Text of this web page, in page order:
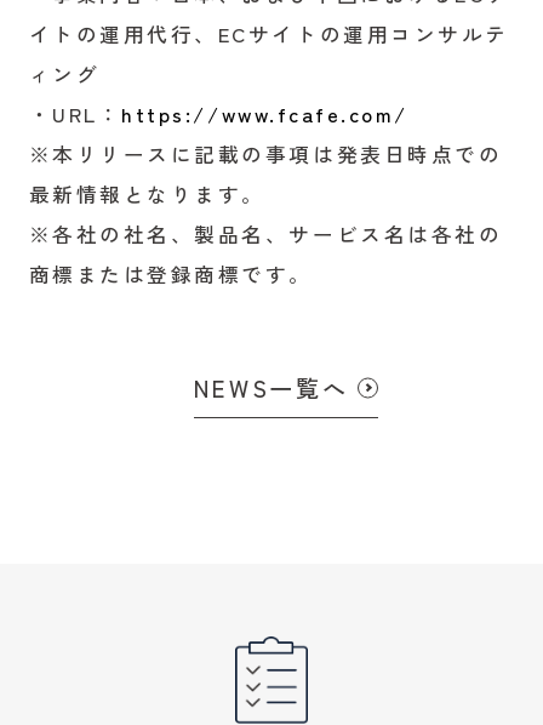
イトの運用代行、ECサイトの運用コンサルテ
ィング
・URL： https://www.fcafe.com/
※本リリースに記載の事項は発表日時点での
最新情報となります。
※各社の社名、製品名、サービス名は各社の
商標または登録商標です。
NEWS一覧へ